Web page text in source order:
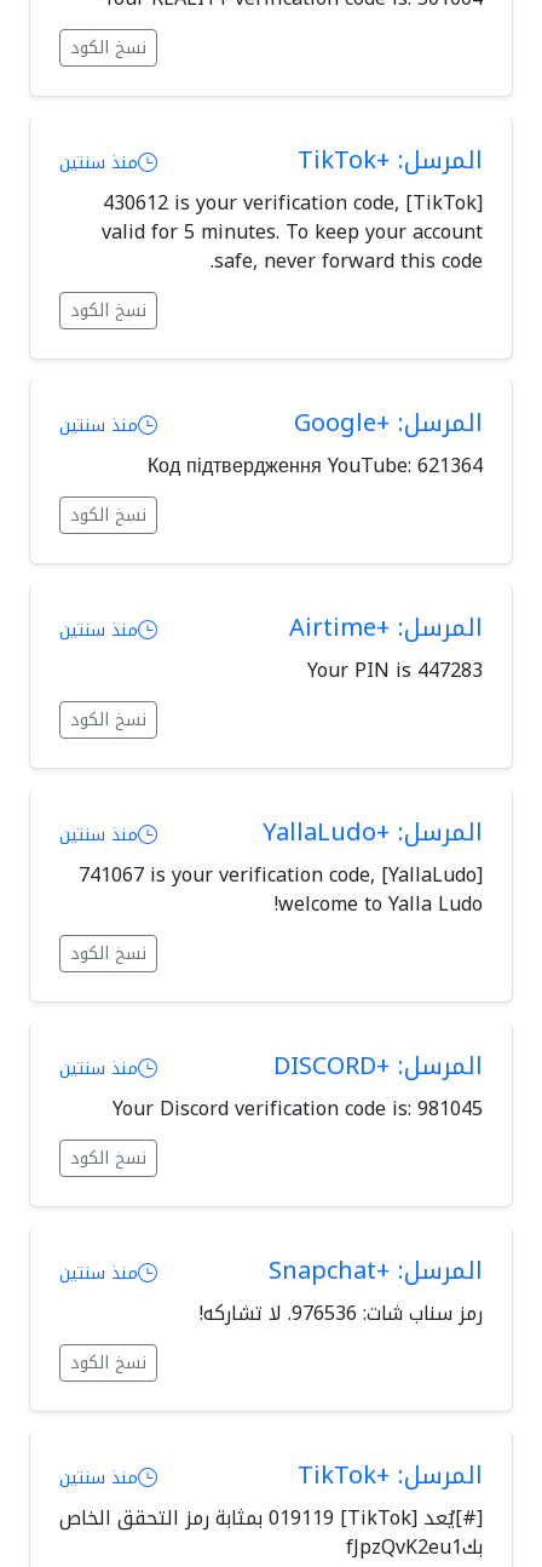
نسخ الكود
المرسل: +TikTok منذ سنتين
[TikTok] 430612 is your verification code,
valid for 5 minutes. To keep your account
safe, never forward this code.
نسخ الكود
المرسل: +Google منذ سنتين
Код підтвердження YouTube: 621364
نسخ الكود
المرسل: +Airtime منذ سنتين
Your PIN is 447283
نسخ الكود
المرسل: +YallaLudo منذ سنتين
[YallaLudo] 741067 is your verification code,
welcome to Yalla Ludo!
نسخ الكود
المرسل: +DISCORD منذ سنتين
Your Discord verification code is: 981045
نسخ الكود
المرسل: +Snapchat منذ سنتين
رمز سناب شات: ⁦976536⁩. لا تشاركه!
نسخ الكود
المرسل: +TikTok منذ سنتين
[#]يُعد [TikTok] 019119 بمثابة رمز التحقق الخاص
بكfJpzQvK2eu1